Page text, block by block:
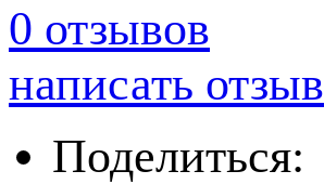
0 отзывов
написать отзыв
Поделиться: